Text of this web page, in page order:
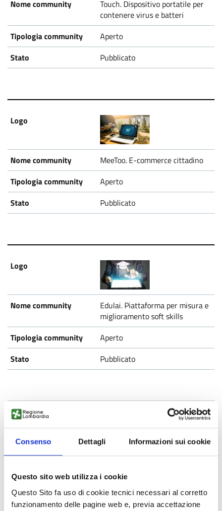
Consenso Dettagli Informazioni sui cookie
Questo sito web utilizza i cookie
Questo Sito fa uso di cookie tecnici necessari al corretto
funzionamento delle pagine web e, previa accettazione
Touch. Dispositivo portatile per
contenere virus e batteri
Aperto
Pubblicato
MeeToo. E-commerce cittadino
Aperto
Pubblicato
Edulai. Piattaforma per misura e
miglioramento soft skills
Aperto
Pubblicato
Aperto
Pubblicato